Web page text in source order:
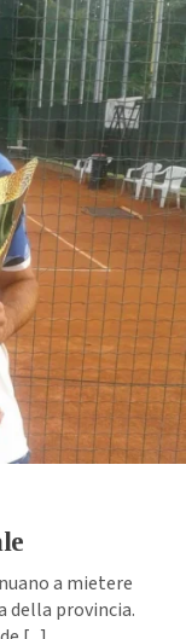
a mietere
della provincia.